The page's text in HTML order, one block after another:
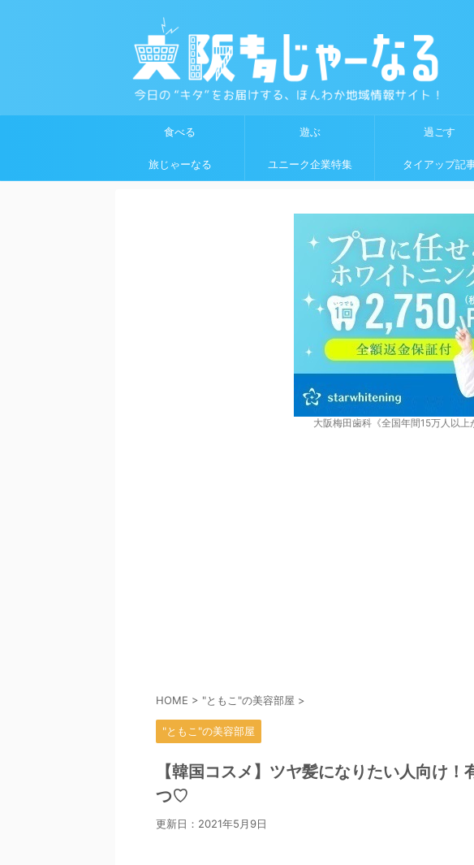
食べる 遊ぶ 過ごす
旅じゃーなる ユニーク企業特集 タイアップ記
大阪梅田歯科《全国年間15万人以上
HOME > "ともこ"の美容部屋 >
"ともこ"の美容部屋
【韓国コスメ】ツヤ髪になりたい人向け
つ♡
更新日： 2021年5月9日